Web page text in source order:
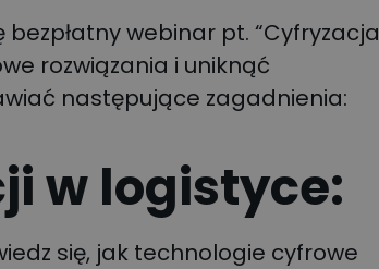
bezpłatny webinar pt. “Cyfryzacja
rozwiązania i uniknąć
następujące zagadnienia:
w logistyce:
się, jak technologie cyfrowe